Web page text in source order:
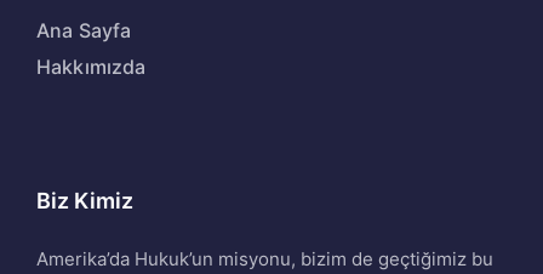
Ana Sayfa
Hakkımızda
Biz Kimiz
Amerika’da Hukuk’un misyonu, bizim de geçtiğimiz bu